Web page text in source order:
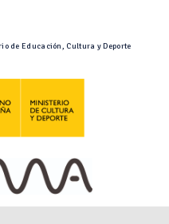
de Educación, Cultura y Deporte